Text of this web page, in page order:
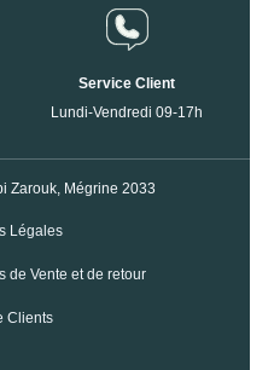
Service Client
Lundi-Vendredi 09-17h
Zarouk, Mégrine 2033
Légales
de Vente et de retour
Clients